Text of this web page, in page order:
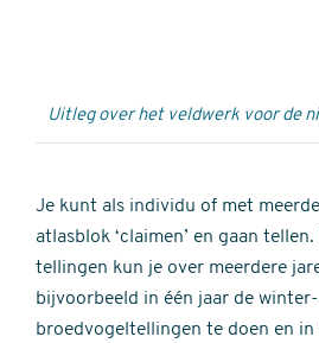
Uitleg over het veldwerk voor de
Je kunt als individu of met
atlasblok ‘claimen’ en gaan
tellingen kun je over meerdere
bijvoorbeeld in één jaar de winter-
broedvogeltellingen te doen en in